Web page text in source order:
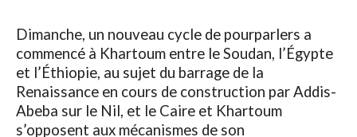
Dimanche, un nouveau cycle de pourparlers a
commencé à Khartoum entre le Soudan, l’Égypte
et l’Éthiopie, au sujet du barrage de la
Renaissance en cours de construction par Addis-
Abeba sur le Nil, et le Caire et Khartoum
s’opposent aux mécanismes de son